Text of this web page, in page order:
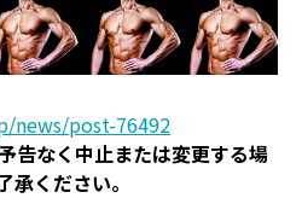
news/post-76492
告なく中止または変更する場
ください。